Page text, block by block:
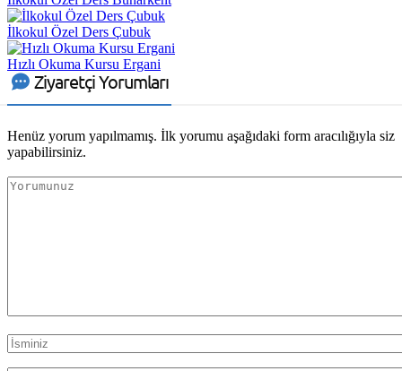
İlkokul Özel Ders Çubuk
Hızlı Okuma Kursu Ergani
Ziyaretçi Yorumları
Henüz yorum yapılmamış. İlk yorumu aşağıdaki form aracılığıyla siz
yapabilirsiniz.